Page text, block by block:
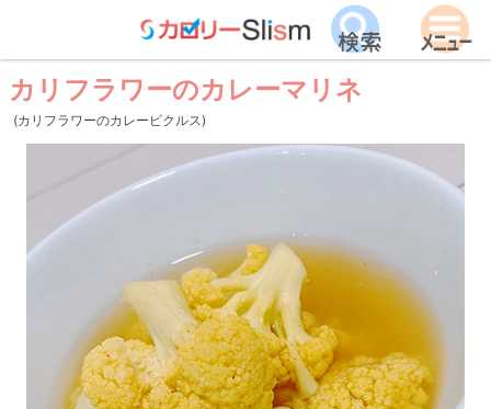
カリフラワーのカレーマリネ
(カリフラワーのカレーピクルス)